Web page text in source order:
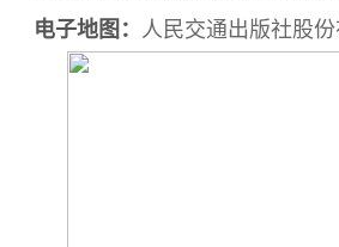
电子地图： 人民交通出版社股份